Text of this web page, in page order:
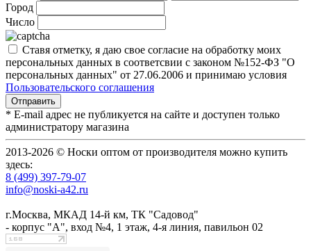
Город
Число
Ставя отметку, я даю свое согласие на обработку моих
персональных данных в соответсвии с законом №152-ФЗ "О
персональных данных" от 27.06.2006 и принимаю условия
Пользовательского соглашения
* E-mail адрес не публикуется на сайте и доступен только
администратору магазина
2013-2026 © Носки оптом от производителя можно купить
здесь:
8 (499) 397-79-07
info@noski-a42.ru
г.Москва, МКАД 14-й км, ТК "Садовод"
- корпус "А", вход №4, 1 этаж, 4-я линия, павильон 02